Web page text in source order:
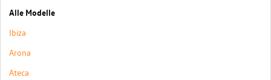
Alle Modelle
Ibiza
Arona
Ateca